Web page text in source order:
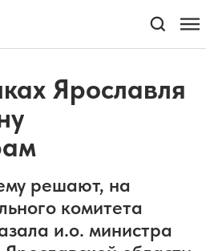
Ярославля
решают, на
комитета
и.о. министра